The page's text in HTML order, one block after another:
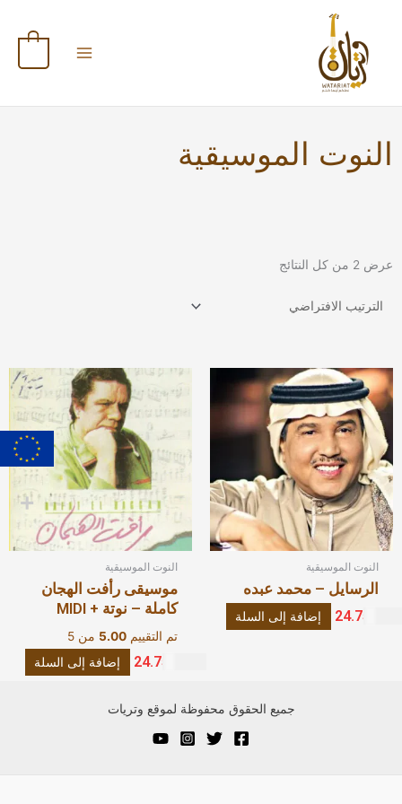
المحتوى
النوت الموسيقية
عرض ⁦2⁩ من كل النتائج
النوت الموسيقية
الرسايل – محمد عبده
24.75 إضافة إلى السلة
النوت الموسيقية
موسيقى رأفت الهجان
كاملة – نوتة + MIDI
تم التقييم5.00 من 5
24.75 إضافة إلى السلة
جميع الحقوق محفوظة لموقع وتريات